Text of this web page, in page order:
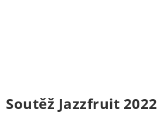
Soutěž Jazzfruit 2022